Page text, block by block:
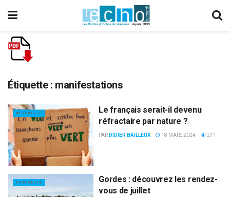
Étiquette : manifestations
ACTUALITÉ
Le français serait-il devenu
réfractaire par nature ?
PAR DIDIER BAILLEUX 18 MARS 2024 211
ACTUALITÉ
Gordes : découvrez les rendez-
vous de juillet